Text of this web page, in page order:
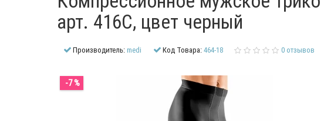
арт. 416C, цвет черный
Производитель:medi Код Товара:464-18 0 отзывов
-7 %